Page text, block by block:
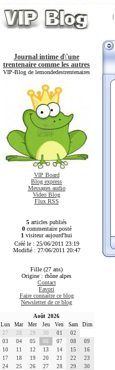
Journal intime d\'une
trentenaire comme les autres
VIP-Blog de lemondedestrentenaires
VIP Board
Blog express
Messages audio
Video Blog
Flux RSS
5 articles publiés
0commentaire posté
1 visiteur aujourd'hui
Créé le : 25/06/2011 23:19
Modifié : 27/06/2011 20:47
Fille (27 ans)
Origine : rhône alpes
Contact
Favori
Faire connaître ce blog
Newsletter de ce blog
Août 2026
Lun
Mar Mer Jeu Ven Sam
Dim
27
28 29 30 01
02
03
04 05 06 07 08
09
10
11 12 13 14 15
16
17
18 19 20 21 22
23
24
25 26 27 28 29
30
|